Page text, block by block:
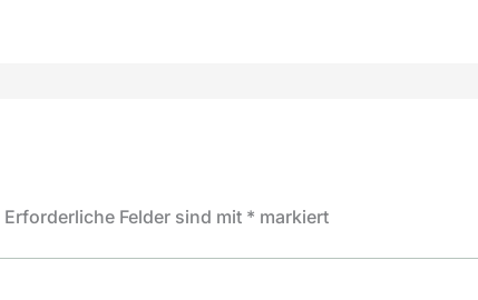
Erforderliche Felder sind mit * markiert